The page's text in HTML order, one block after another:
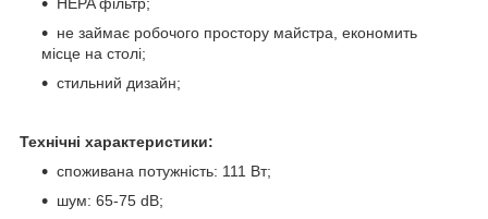
не займає робочого простору майстра, економить
місце на столі;
стильний дизайн;
Технічні характеристики:
споживана потужність: 111 Вт;
шум: 65-75 dB;